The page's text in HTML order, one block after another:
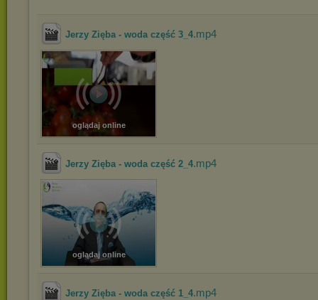
Jerzy Zięba - woda część 3_4.mp4
oglądaj online
Jerzy Zięba - woda część 2_4.mp4
oglądaj online
Jerzy Zięba - woda część 1_4.mp4